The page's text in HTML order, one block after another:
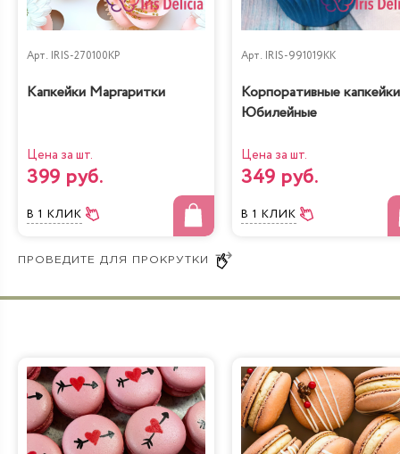
Арт. IRIS-270100KP
Капкейки Маргаритки
Цена за шт.
399 руб.
В 1 КЛИК
Арт. IRIS-991019KK
Корпоративные капкейки
Юбилейные
Цена за шт.
349 руб.
В 1 КЛИК